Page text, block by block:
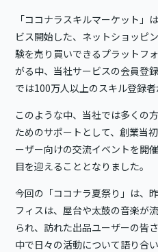
「ココナラスキルマーケット」
ビス開始した、ネットショッピ
験を売り買いできるプラットフ
がる中、当社サービスの会員登
では100万人以上のスキル登録者
このような中、当社では多くの
ためのサポートとして、創業当
ーザー向けの交流イベントを開
目を迎えることとなりました。
今回の「ココナラ夏祭り」は、
フィスは、屋台や太鼓の音楽が
られ、訪れた出品ユーザーの皆
中で日々の活動について語り合い